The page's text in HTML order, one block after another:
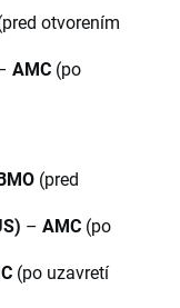
otvorením
AMC (po
(pred
– AMC (po
(po uzavretí